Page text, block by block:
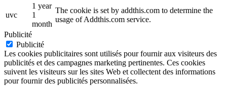
uvc
1 year
1
month
The cookie is set by addthis.com to determine the
usage of Addthis.com service.
Publicité
Publicité
Les cookies publicitaires sont utilisés pour fournir aux visiteurs des
publicités et des campagnes marketing pertinentes. Ces cookies
suivent les visiteurs sur les sites Web et collectent des informations
pour fournir des publicités personnalisées.